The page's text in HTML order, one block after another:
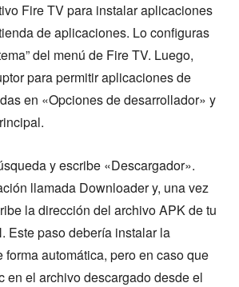
Fire TV para instalar aplicaciones
de aplicaciones. Lo configuras
del menú de Fire TV. Luego,
para permitir aplicaciones de
en «Opciones de desarrollador» y
y escribe «Descargador».
llamada Downloader y, una vez
la dirección del archivo APK de tu
Este paso debería instalar la
automática, pero en caso que
en el archivo descargado desde el